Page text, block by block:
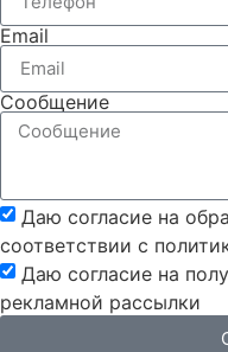
Email
Сообщение
Даю согласие на
соответствии с
Даю согласие на
рекламной рассылки